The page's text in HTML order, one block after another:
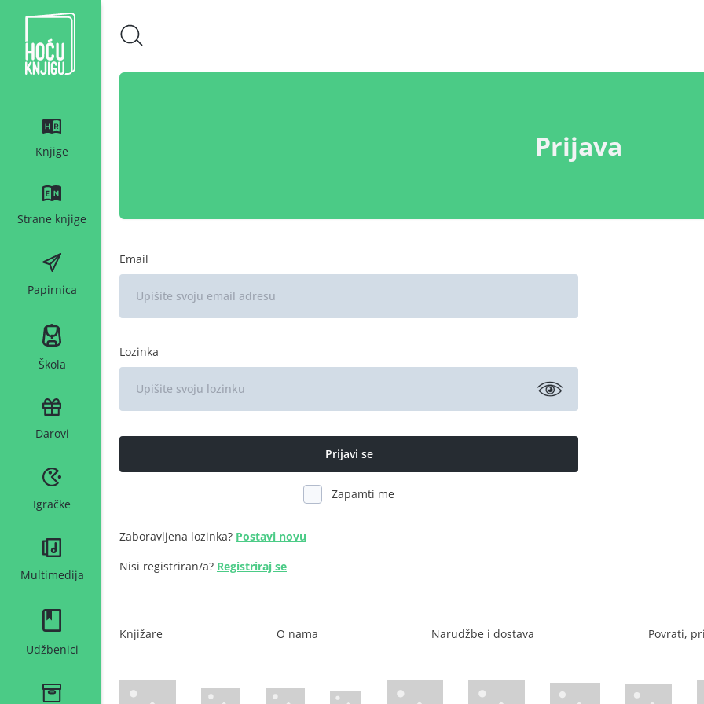
Hoću knjigu bijeli logo
Knjige
Strane knjige
Papirnica
Škola
Darovi
Igračke
Multimedija
Udžbenici
Prijava
Email
Lozinka
Zapamti me
Zaboravljena lozinka? Postavi novu
Nisi registriran/a? Registriraj se
Knjižare O nama Narudžbe i dostava Povrati,
WsPay web stranicaMaestro web stranicaMastercard web stranicaAmerican Express web stranica
Visa web stranica Diners web stranicaTrustwave certificirano
Mastercard